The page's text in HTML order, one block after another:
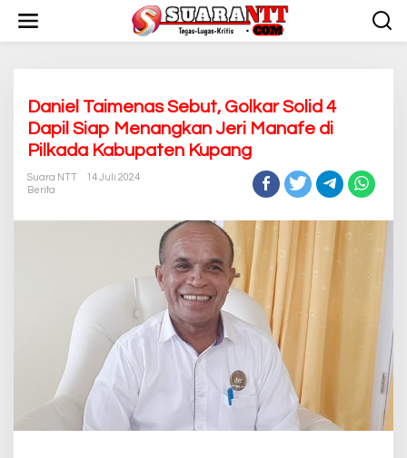
w
Daniel Taimenas Sebut, Golkar Solid 4
Dapil Siap Menangkan Jeri Manafe di
Pilkada Kabupaten Kupang
Suara NTT
14 Juli 2024
Berita